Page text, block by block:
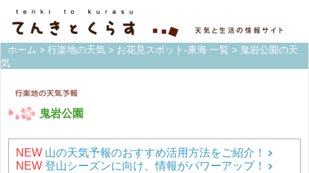
ホーム > 行楽地の天気 > お花見スポット-東海 一覧 > 鬼岩公園の天
気
鬼岩公園
NEW 山の天気予報のおすすめ活用方法をご紹介！
NEW 登山シーズンに向け、情報がパワーアップ！